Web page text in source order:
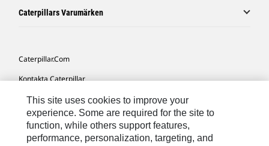
Caterpillars Varumärken
Caterpillar.com
Kontakta Caterpillar
Mina Marknadsföringspreferenser
Platskarta
Cookie Settings
This site uses cookies to improve your
experience. Some are required for the site to
function, while others support features,
performance, personalization, targeting, and